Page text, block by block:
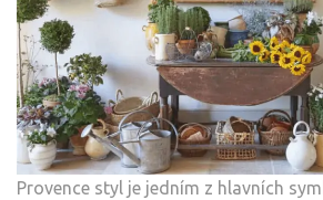
Provence styl je jedním z hlavních